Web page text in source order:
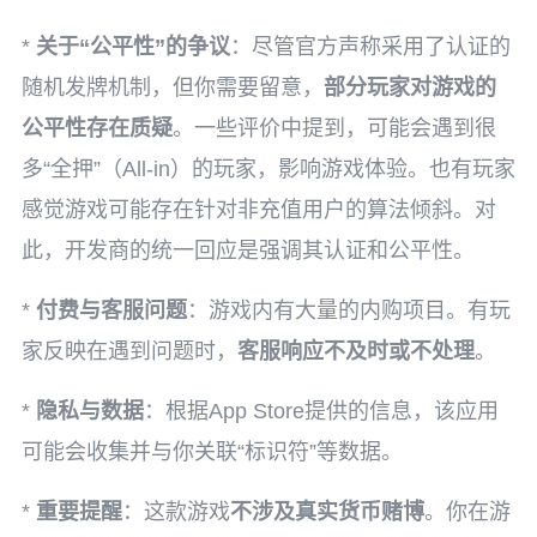
* 关于“公平性”的争议：尽管官方声称采用了认证的
随机发牌机制，但你需要留意， 部分玩家对游戏的
公平性存在质疑。一些评价中提到，可能会遇到很
多“全押”（All-in）的玩家，影响游戏体验。也有玩家
感觉游戏可能存在针对非充值用户的算法倾斜。对
此，开发商的统一回应是强调其认证和公平性。
* 付费与客服问题：游戏内有大量的内购项目。有玩
家反映在遇到问题时， 客服响应不及时或不处理。
* 隐私与数据：根据App Store提供的信息，该应用
可能会收集并与你关联“标识符”等数据。
* 重要提醒：这款游戏不涉及真实货币赌博。你在游